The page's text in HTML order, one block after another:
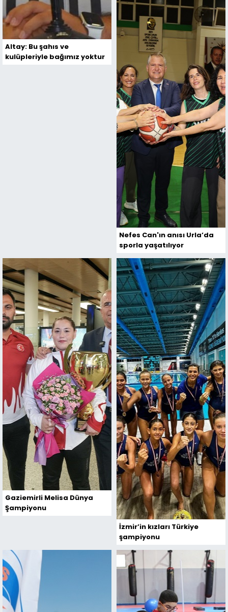
Altay: Bu şahıs ve
kulüpleriyle bağımız yoktur
Nefes Can'ın anısı Urla’da
sporla yaşatılıyor
Gaziemirli Melisa Dünya
Şampiyonu
İzmir’in kızları Türkiye
şampiyonu